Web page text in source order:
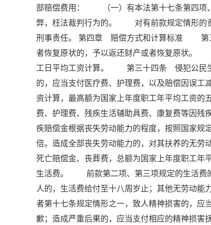
部赔偿费用： （一）有本法第十七条第四项
弊，枉法裁判行为的。 对有前款规定情形的
刑事责任。 第四章 赔偿方式和计算标准 第
者恢复原状的，予以返还财产或者恢复原状
工日平均工资计算。 第三十四条 侵犯公民
的，应当支付医疗费、护理费，以及赔偿因误工
资计算，最高额为国家上年度职工年平均工资
费、护理费、残疾生活辅助具费、康复费等因残
疾赔偿金根据丧失劳动能力的程度，按照国家规
倍。造成全部丧失劳动能力的，对其扶养的无
死亡赔偿金、丧葬费，总额为国家上年度职工年
生活费。 前款第二项、第三项规定的生活费
人的，生活费给付至十八周岁止；其他无劳
者第十七条规定情形之一，致人精神损害的，应
歉；造成严重后果的，应当支付相应的精神